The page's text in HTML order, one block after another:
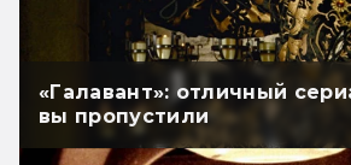
«Галавант»: отличный
вы пропустили